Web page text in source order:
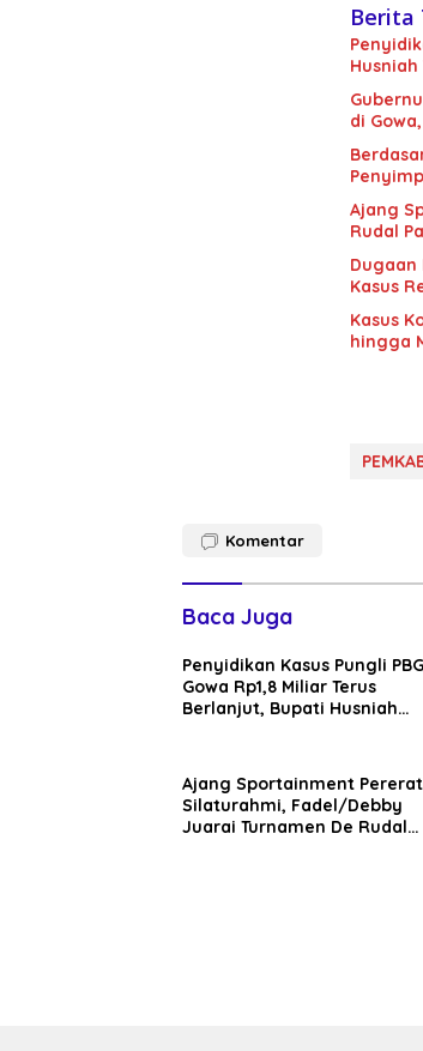
Berita
di
Ajang
Rudal
Dugaan
Kasus
Kasus
hingga
Komentar
Baca Juga
Penyidikan Kasus Pungli PBG
Gowa Rp1,8 Miliar Terus
Berlanjut, Bupati Husniah
Ajang Sportainment Pererat
Silaturahmi, Fadel/Debby
Juarai Turnamen De Rudal